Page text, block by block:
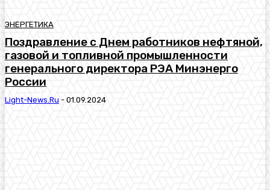
ЭНЕРГЕТИКА
Поздравление с Днем работников нефтяной,
газовой и топливной промышленности
генерального директора РЭА Минэнерго
России
Light-News.ru - 01.09.2024